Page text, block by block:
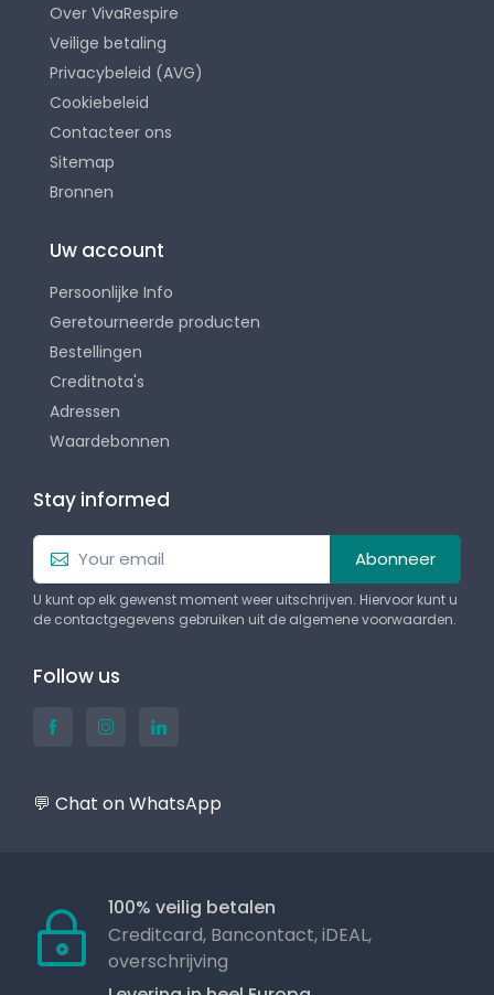
Over VivaRespire
Veilige betaling
Privacybeleid (AVG)
Cookiebeleid
Contacteer ons
Sitemap
Bronnen
Uw account
Persoonlijke Info
Geretourneerde producten
Bestellingen
Creditnota's
Adressen
Waardebonnen
Stay informed
Abonneer
U kunt op elk gewenst moment weer uitschrijven. Hiervoor kunt u
de contactgegevens gebruiken uit de algemene voorwaarden.
Follow us
💬 Chat on WhatsApp
100% veilig betalen
Creditcard, Bancontact, iDEAL,
overschrijving